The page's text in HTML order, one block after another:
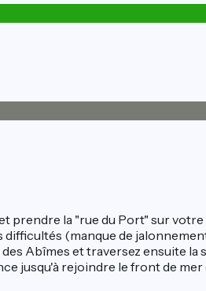
prendre la "rue du Port" sur
difficultés (manque de
Abîmes et traversez ensuite
jusqu'à rejoindre le front de